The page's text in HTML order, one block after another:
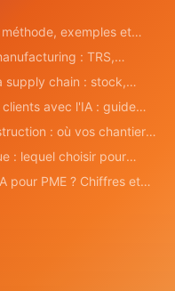
exemples et
: TRS,
supply chain : stock,
avec l'IA : guide
: où vos chantiers
: lequel choisir pour
pour PME ? Chiffres et